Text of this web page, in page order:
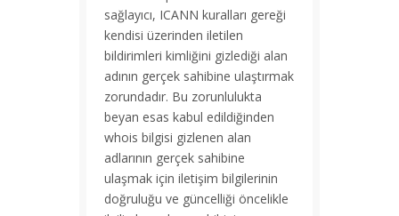
sağlayıcı, ICANN kuralları gereği
kendisi üzerinden iletilen
bildirimleri kimliğini gizlediği alan
adının gerçek sahibine ulaştırmak
zorundadır. Bu zorunlulukta
beyan esas kabul edildiğinden
whois bilgisi gizlenen alan
adlarının gerçek sahibine
ulaşmak için iletişim bilgilerinin
doğruluğu ve güncelliği öncelikle